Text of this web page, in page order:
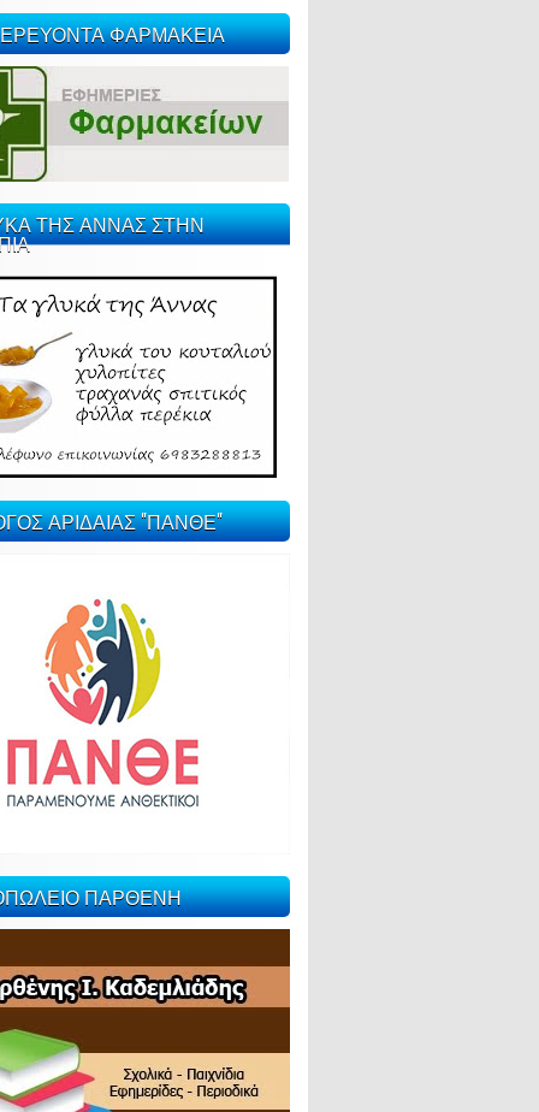
ΦΑΡΜΑΚΕΙΑ
ΤΗΣ ΑΝΝΑΣ ΣΤΗΝ
ΑΡΙΔΑΙΑΣ "ΠΑΝΘΕ"
ΠΑΡΘΕΝΗ